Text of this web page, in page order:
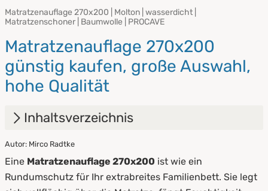
Matratzenauflage 270x200 | Molton | wasserdicht |
Matratzenschoner | Baumwolle | PROCAVE
Matratzenauflage 270x200
günstig kaufen, große Auswahl,
hohe Qualität
Inhaltsverzeichnis
1. Matratzenauflage 270x200: Schutzlösung
für das extrabreite Familienbett
2. Bettauflage 270x200: Für wen eignet sich
Autor: Mirco Radtke
Eine Matratzenauflage 270x200 ist wie ein
Rundumschutz für Ihr extrabreites Familienbett. Sie legt